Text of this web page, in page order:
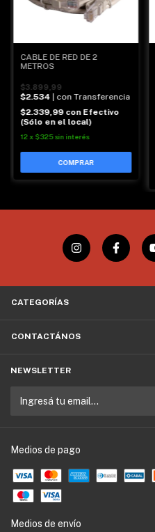
CABLE DE RED DE 2
METROS
$3.899,99
$2.534
| con Transferencia
$2.339,99 con Efectivo
(Sólo en el local)
12x $325 sin interés
CATEGORÍAS
CONTACTÁNOS
NEWSLETTER
Medios de pago
Medios de envío